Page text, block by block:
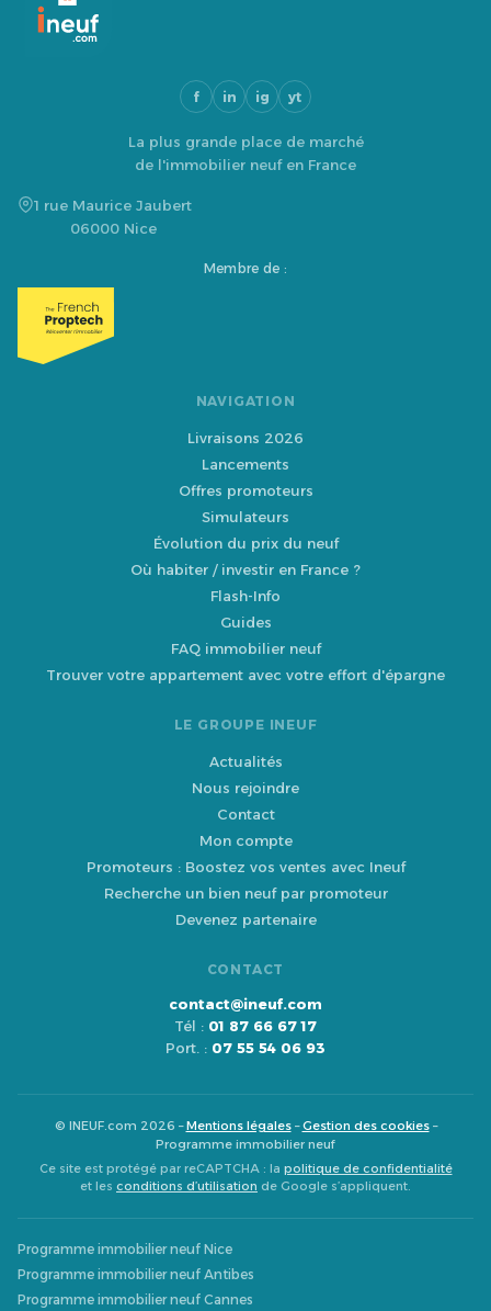
f in ig yt
La plus grande place de marché
de l'immobilier neuf en France
1 rue Maurice Jaubert
06000 Nice
Membre de :
NAVIGATION
Livraisons 2026
Lancements
Offres promoteurs
Simulateurs
Évolution du prix du neuf
Où habiter / investir en France ?
Flash-Info
Guides
FAQ immobilier neuf
Trouver votre appartement avec votre effort d'épargne
LE GROUPE INEUF
Actualités
Nous rejoindre
Contact
Mon compte
Promoteurs : Boostez vos ventes avec Ineuf
Recherche un bien neuf par promoteur
Devenez partenaire
CONTACT
contact@ineuf.com
Tél : 01 87 66 67 17
Port. : 07 55 54 06 93
© INEUF.com 2026 –Mentions légales–Gestion des cookies–
Programme immobilier neuf
Ce site est protégé par reCAPTCHA : la politique de confidentialité
et les conditions d’utilisation de Google s’appliquent.
Programme immobilier neuf Nice
Programme immobilier neuf Antibes
Programme immobilier neuf Cannes